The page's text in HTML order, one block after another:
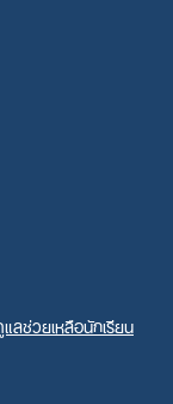
ลช่วยเหลือนักเรียน